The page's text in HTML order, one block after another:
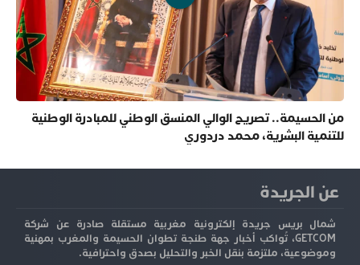
من الحسيمة.. تصريح الوالي المنسق الوطني للمبادرة الوطنية
للتنمية البشرية، محمد دردوري
عن الجريدة
شمال بريس جريدة إلكترونية مغربية مستقلة صادرة عن شركة
GETCOM، تُواكب أخبار جهة طنجة تطوان الحسيمة والمغرب بمهنية
وموضوعية، ملتزمة بنقل الخبر والتحليل بصدق واحترافية.